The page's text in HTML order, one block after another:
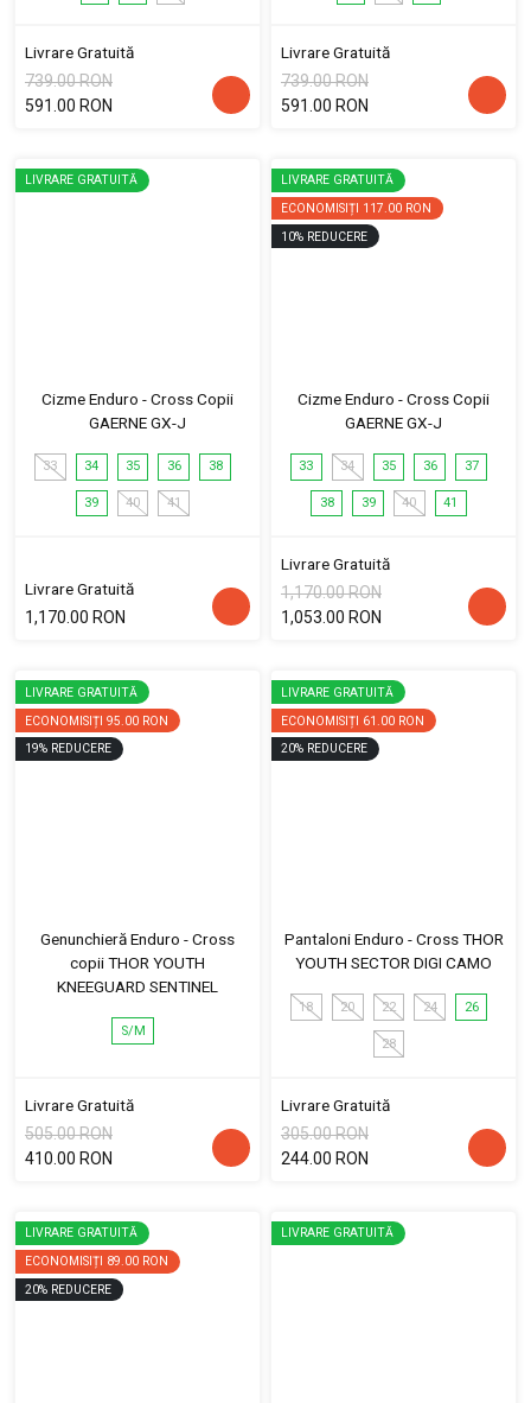
Livrare Gratuită
739.00 RON
591.00 RON
Livrare Gratuită
739.00 RON
591.00 RON
LIVRARE GRATUITĂ
Cizme Enduro - Cross Copii
GAERNE GX-J
33 34 35 36 38
39 40 41
Livrare Gratuită
1,170.00 RON
LIVRARE GRATUITĂ
ECONOMISIȚI 117.00 RON
10% REDUCERE
Cizme Enduro - Cross Copii
GAERNE GX-J
33 34 35 36 37
38 39 40 41
Livrare Gratuită
1,170.00 RON
1,053.00 RON
LIVRARE GRATUITĂ
ECONOMISIȚI 95.00 RON
19% REDUCERE
Genunchieră Enduro - Cross
copii THOR YOUTH
KNEEGUARD SENTINEL
S/M
Livrare Gratuită
505.00 RON
410.00 RON
LIVRARE GRATUITĂ
ECONOMISIȚI 61.00 RON
20% REDUCERE
Pantaloni Enduro - Cross THOR
YOUTH SECTOR DIGI CAMO
18 20 22 24 26
28
Livrare Gratuită
305.00 RON
244.00 RON
LIVRARE GRATUITĂ
ECONOMISIȚI 89.00 RON
20% REDUCERE
LIVRARE GRATUITĂ